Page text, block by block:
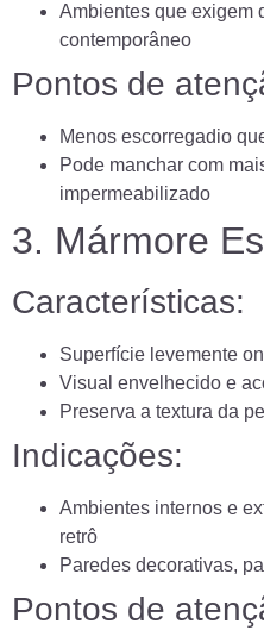
Ambientes que exigem
contemporâneo
Pontos de
Menos escorregadio
Pode manchar com
impermeabilizado
3. Mármore
Características:
Superfície levemente
Visual envelhecido e
Preserva a textura da
Indicações:
Ambientes internos e
retrô
Paredes decorativas,
Pontos de